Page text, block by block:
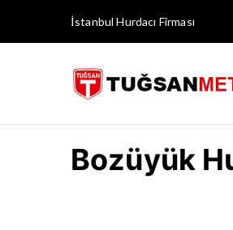
İstanbul Hurdacı Firması
Bozüyük